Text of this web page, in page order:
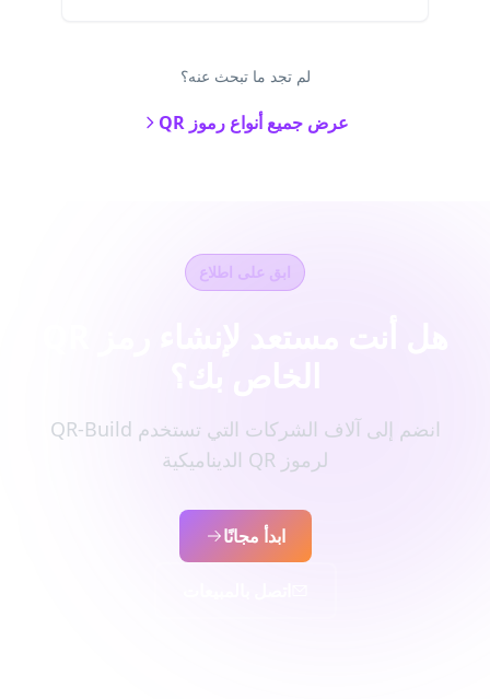
لم تجد ما تبحث عنه؟
عرض جميع أنواع رموز QR
ابق على اطلاع
انضم إلى آلاف الشركات التي تستخدم QR-Build
لرموز QR الديناميكية
ابدأ مجانًا